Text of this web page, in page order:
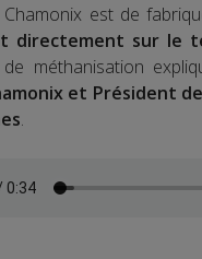
est de
directement sur le
méthanisation
et Président
.